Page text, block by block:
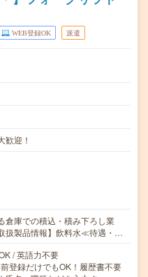
WEB登録OK 派遣
歓迎！
倉庫での積込・積み下ろし業
扱製品情報】飲料水≪待遇・…
/ 英語力不要
登録だけでもOK！履歴書不要